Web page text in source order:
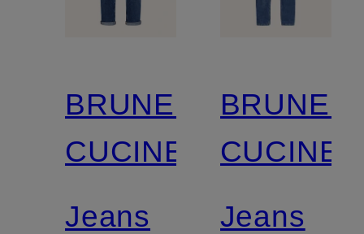
BRUNELLO
CUCINELLI
Jeans
Jeans